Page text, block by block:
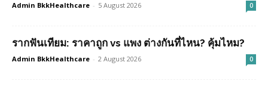
Admin BkkHealthcare - 5 August 2026 0
รากฟันเทียม: ราคาถูก vs แพง ต่างกันที่ไหน? คุ้มไหม?
Admin BkkHealthcare - 2 August 2026 0